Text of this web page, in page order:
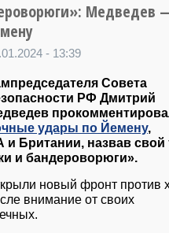
Медведев
- 13:39
Совета
РФ Дмитрий
удары по Йемену,
Британии, назвав свой
и бандероворюги».
новый фронт против
внимание от своих